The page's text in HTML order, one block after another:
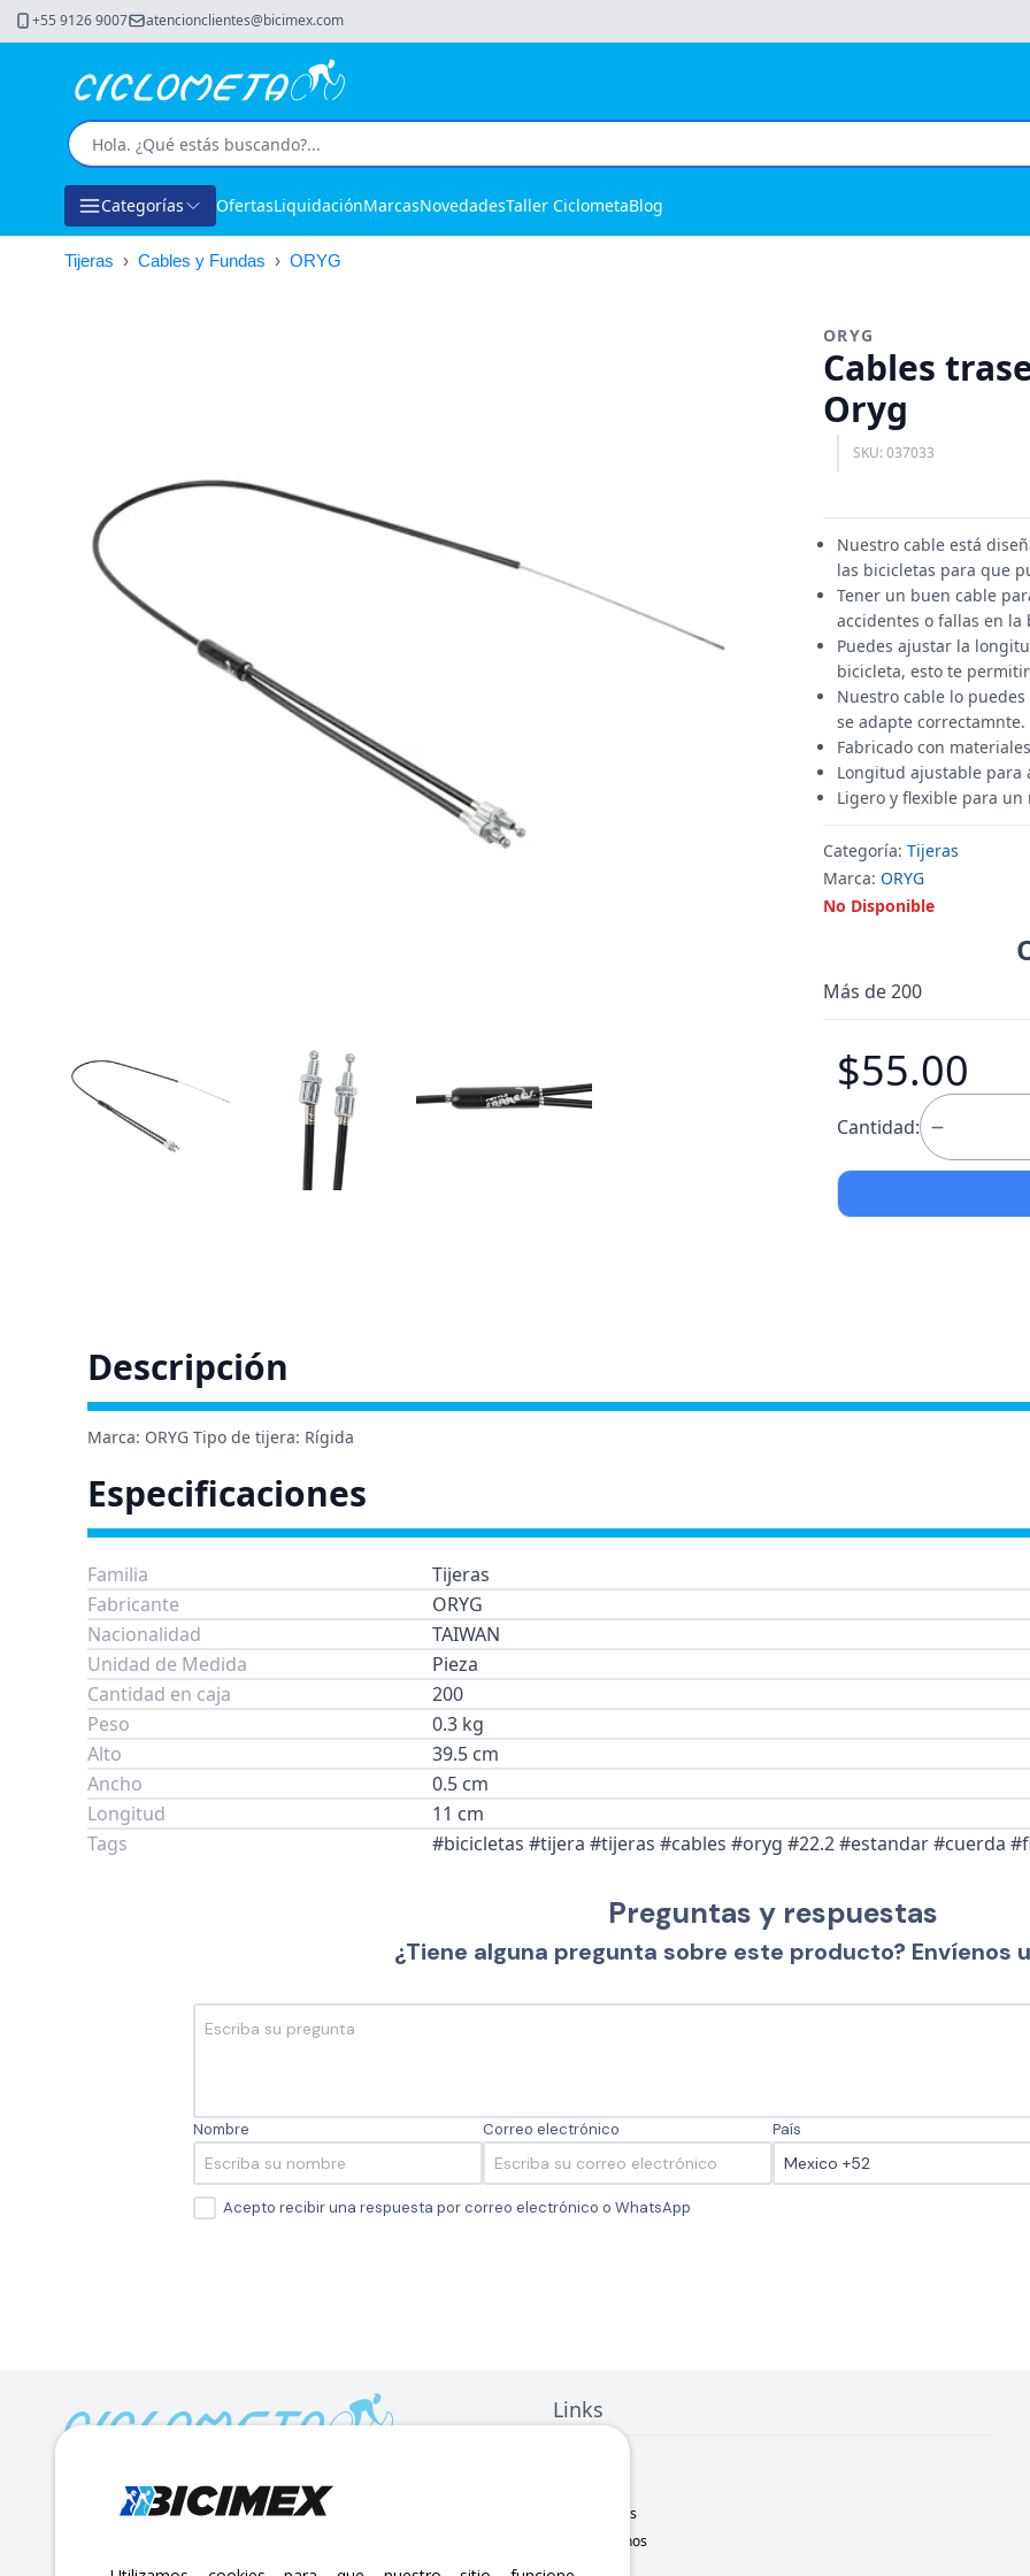
+55 9126 9007 atencionclientes@bicimex.com
Categorías OfertasLiquidaciónMarcasNovedadesTaller CiclometaBlog
Tijeras › Cables y Fundas › ORYG
ORYG
Cables
Oryg
SKU: 037033
Nuestro cable está
las bicicletas para que
Tener un buen cable
accidentes o fallas en
Puedes ajustar la
bicicleta, esto te
Nuestro cable lo
se adapte correctamnte.
Fabricado con
Longitud ajustable para
Ligero y flexible para
Categoría: Tijeras
Marca: ORYG
No Disponible
Más de 200
$55.00
Cantidad:
Descripción
Marca: ORYG Tipo de tijera: Rígida
Especificaciones
Familia
Tijeras
Fabricante
ORYG
Nacionalidad
TAIWAN
Unidad de Medida
Pieza
Cantidad en caja
200
Peso
0.3 kg
Alto
39.5 cm
Ancho
0.5 cm
Longitud
11 cm
Tags
#bicicletas #tijera #tijeras #cables #oryg #22.2 #estandar #cuerda
Preguntas y respuestas
¿Tiene alguna pregunta sobre este producto? Envíenos
Nombre Correo electrónico País
Acepto recibir una respuesta por correo electrónico o WhatsApp
Calle Lago Müritz No. 30 Col. Mariano Escobedo,
Links
Sucursales
Contáctanos
Marcas